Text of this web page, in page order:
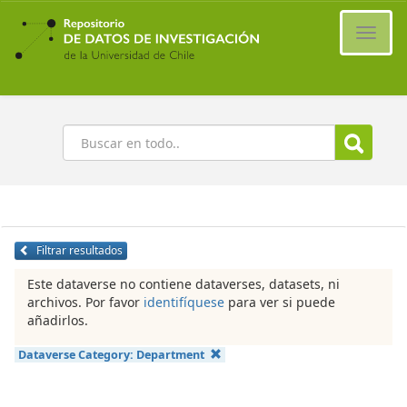
Ir
contenido
principal
Buscar
Filtrar resultados
Este dataverse no contiene dataverses, datasets, ni
archivos. Por favor identifíquese para ver si puede
añadirlos.
Dataverse Category: Department